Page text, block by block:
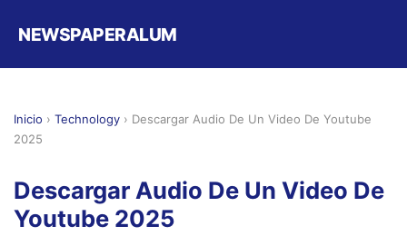
NEWSPAPERALUM
Inicio › Technology › Descargar Audio De Un Video De Youtube
2025
Descargar Audio De Un Video De
Youtube 2025